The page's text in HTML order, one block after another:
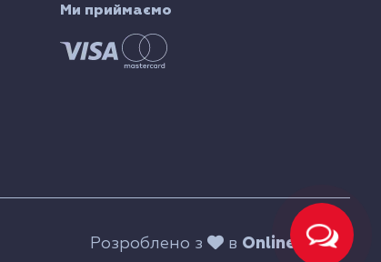
Ми приймаємо
Розроблено з в Online Media